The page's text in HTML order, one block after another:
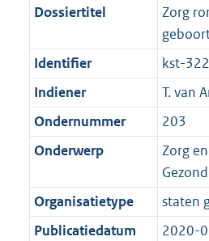
Dossiertitel
Zorg
Identifier
kst-
Indiener
T. van
Ondernummer
203
Onderwerp
Zorg
Organisatietype
staten
Publicatiedatum
2020-